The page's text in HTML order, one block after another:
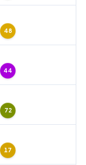
48
44
72
17